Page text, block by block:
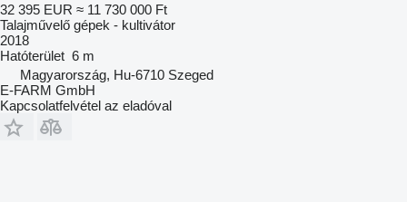
32 395 EUR ≈ 11 730 000 Ft
Talajművelő gépek - kultivátor
2018
Hatóterület 6 m
Magyarország, Hu-6710 Szeged
E-FARM GmbH
Kapcsolatfelvétel az eladóval